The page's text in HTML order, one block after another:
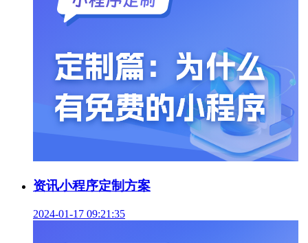
资讯小程序定制方案
2024-01-17 09:21:35